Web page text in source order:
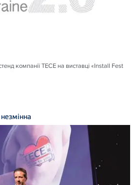
компанії ТЕСЕ на виставці «Install Fest